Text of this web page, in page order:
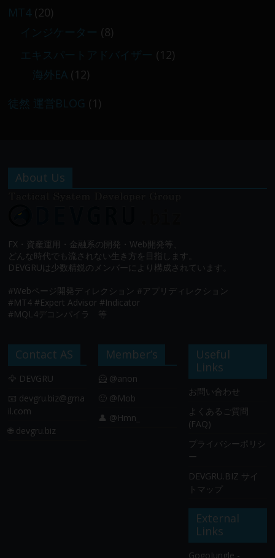
MT4(20)
インジケーター (8)
エキスパートアドバイザー (12)
海外EA (12)
徒然 運営BLOG (1)
About Us
FX・資産運用・金融系の開発・Web開発等、
どんな時代でも流されない生き方を目指します。
DEVGRUは少数精鋭のメンバーにより構成されています。
#Webページ開発ディレクション #アプリディレクション
#MT4 #Expert Advisor #Indicator
#MQL4デコンパイラ 等
Contact AS
🦅 DEVGRU
📧 devgru.biz@gma
il.com
🌐 devgru.biz
Member’s
🦸 @anon
🙂 @Mob
👤 @Hmn_
Useful
Links
お問い合わせ
よくあるご質問
(FAQ)
プライバシーポリシ
ー
DEVGRU.BIZ サイ
トマップ
External
Links
GogoJungle -